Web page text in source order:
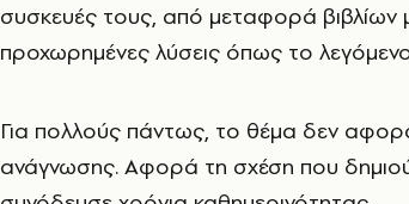
συσκευές τους, από μεταφορά βιβλίων
προχωρημένες λύσεις όπως το
Για πολλούς πάντως, το θέμα δεν
ανάγνωσης. Αφορά τη σχέση που